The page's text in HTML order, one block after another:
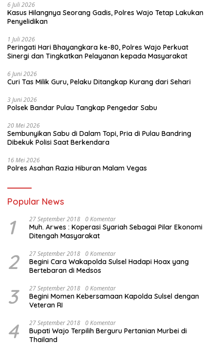
6 Juli 2026
Kasus Hilangnya Seorang Gadis, Polres Wajo Tetap Lakukan
Penyelidikan
1 Juli 2026
Peringati Hari Bhayangkara ke-80, Polres Wajo Perkuat
Sinergi dan Tingkatkan Pelayanan kepada Masyarakat
6 Juni 2026
Curi Tas Milik Guru, Pelaku Ditangkap Kurang dari Sehari
3 Juni 2026
Polsek Bandar Pulau Tangkap Pengedar Sabu
20 Mei 2026
Sembunyikan Sabu di Dalam Topi, Pria di Pulau Bandring
Dibekuk Polisi Saat Berkendara
16 Mei 2026
Polres Asahan Razia Hiburan Malam Vegas
Popular News
1 27 September 2018 0 Komentar
Muh. Arwes : Koperasi Syariah Sebagai Pilar Ekonomi
Ditengah Masyarakat
2 27 September 2018 0 Komentar
Begini Cara Wakapolda Sulsel Hadapi Hoax yang
Bertebaran di Medsos
3 27 September 2018 0 Komentar
Begini Momen Kebersamaan Kapolda Sulsel dengan
Veteran RI
4 27 September 2018 0 Komentar
Bupati Wajo Terpilih Berguru Pertanian Murbei di
Thailand